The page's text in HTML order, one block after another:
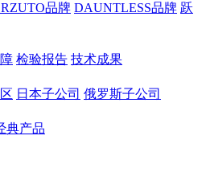
品牌 DAUNTLESS品牌 跃
检验报告 技术成果
日本子公司 俄罗斯子公司
典产品